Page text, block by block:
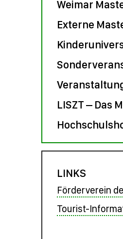
Weimar
Externe
LISZT – Das
LINKS
Förderverein
Tourist-